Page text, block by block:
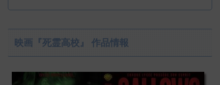
映画『死霊高校』 作品情報